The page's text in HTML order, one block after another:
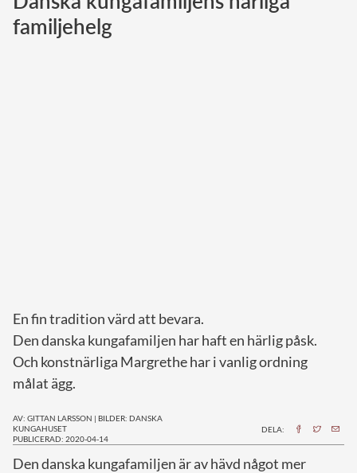
familjehelg
En fin tradition värd att bevara.
Den danska kungafamiljen har haft en härlig påsk.
Och konstnärliga Margrethe har i vanlig ordning
målat ägg.
AV: GITTAN LARSSON | BILDER: DANSKA
KUNGAHUSET
PUBLICERAD: 2020-04-14
DELA:
Den danska kungafamiljen är av hävd något mer